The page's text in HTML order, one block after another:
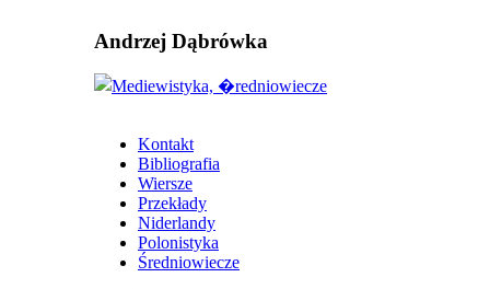
Andrzej Dąbrówka
Kontakt
Bibliografia
Wiersze
Przekłady
Niderlandy
Polonistyka
Średniowiecze